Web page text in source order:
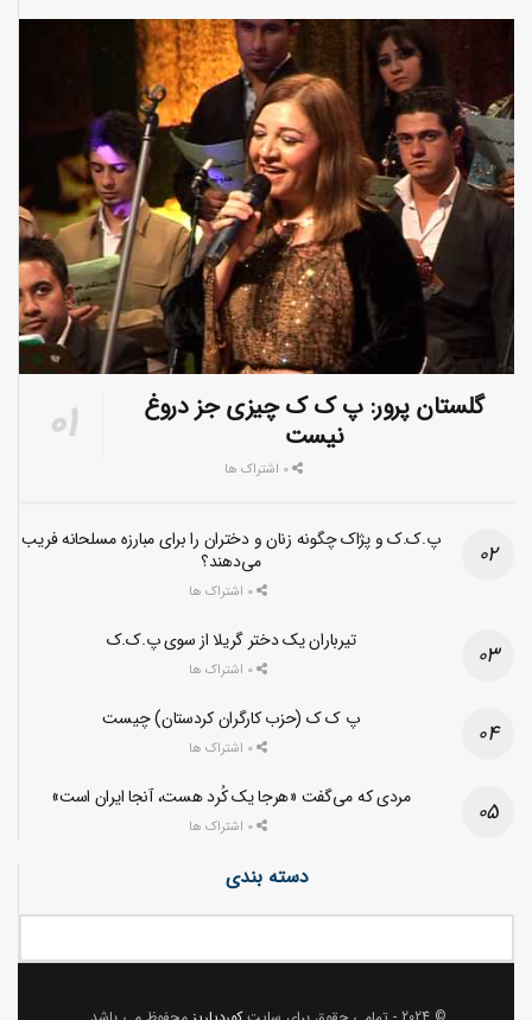
گلستان پرور: پ ک ک چیزی جز دروغ
نیست
پ.ک.ک و پژاک چگونه زنان و دختران را برای مبارزه مسلحانه فریب
می‌دهند؟
تیرباران یک دختر گریلا از سوی پ.ک.ک
پ ک ک (حزب کارگران کردستان) چیست
مردی که می‌گفت «هرجا یک کُرد هست، آنجا ایران است»
دسته بندی